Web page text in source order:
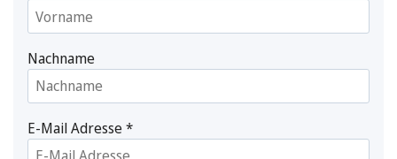
Nachname
E-Mail Adresse*